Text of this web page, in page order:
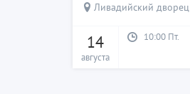
Ливадийский дворец
14
августа
10:00 Пт.